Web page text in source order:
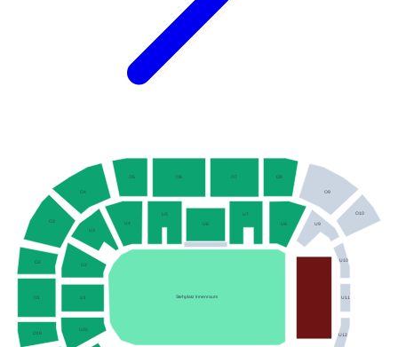
O19
O10
O9
O8
O7
O6
O5
O4
O3
O2
O1
U20
U12
U11
U10
U9
U8
U7
U6
U5
U4
U3
U2
U1 Stehplatz Innenraum